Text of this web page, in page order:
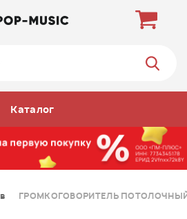
Каталог
ГРОМКОГОВОРИТЕЛЬ ПОТОЛОЧНЫЙ